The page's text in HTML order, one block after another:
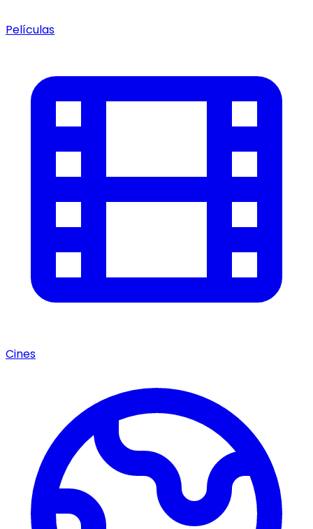
Películas
Cines